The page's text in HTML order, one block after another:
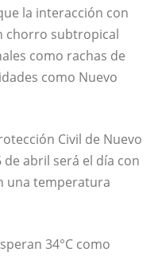
la interacción con
chorro subtropical
como rachas de
como Nuevo
Civil de Nuevo
abril será el día con
una temperatura
34°C como